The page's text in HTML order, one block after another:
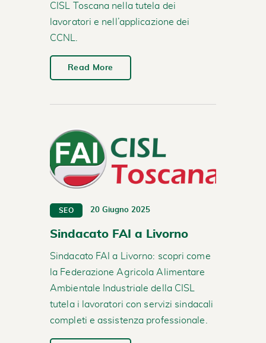
CISL Toscana nella tutela dei
lavoratori e nell’applicazione dei
CCNL.
Read More
SEO 20 Giugno 2025
Sindacato FAI a Livorno
Sindacato FAI a Livorno: scopri come
la Federazione Agricola Alimentare
Ambientale Industriale della CISL
tutela i lavoratori con servizi sindacali
completi e assistenza professionale.